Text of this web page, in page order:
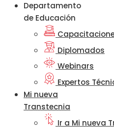
Departamento
de Educación
Diplomados
Webinars
Expertos
Mi nueva
Transtecnia
Ir a Mi nueva